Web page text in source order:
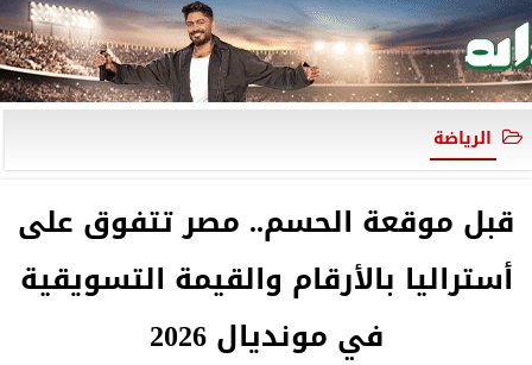
الرياضة
قبل موقعة الحسم.. مصر تتفوق على
أستراليا بالأرقام والقيمة التسويقية
في مونديال 2026